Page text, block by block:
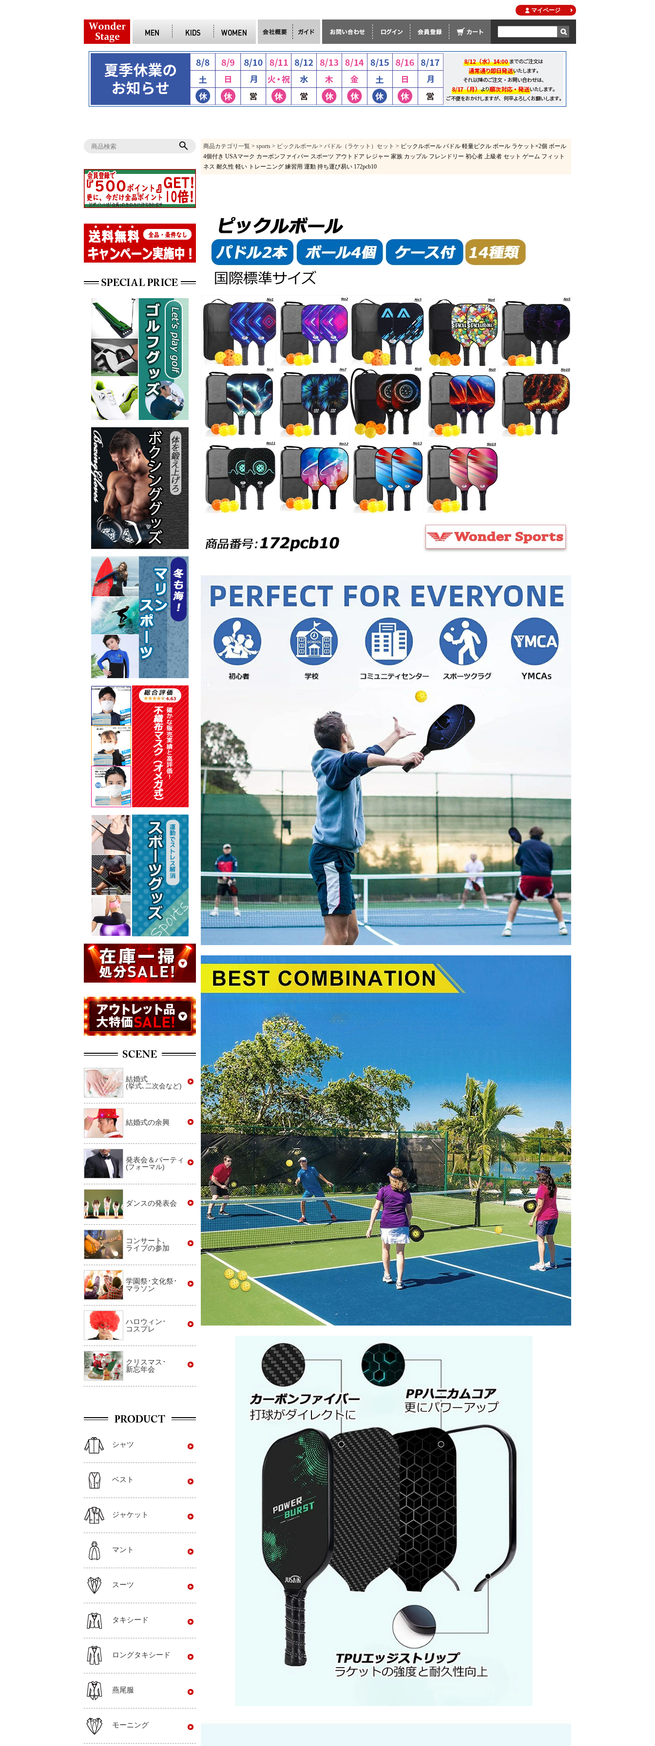
マイページ
結婚式
(挙式､二次会など)
結婚式の余興
発表会＆パーティ
(フォーマル)
ダンスの発表会
コンサート､
ライブの参加
学園祭･文化祭･
マラソン
ハロウィン･
コスプレ
クリスマス･
新忘年会
シャツ
ベスト
ジャケット
マント
スーツ
タキシード
ロングタキシード
燕尾服
モーニング
商品カテゴリ一覧 > sports > ピックルボール > パドル（ラケット）セット > ピックルボール パドル 軽量ピクル ボール ラケット×2個 ボール
4個付き USAマーク カーボンファイバー スポーツ アウトドア レジャー 家族 カップル フレンドリー 初心者 上級者 セット ゲーム フィット
ネス 耐久性 軽い トレーニング 練習用 運動 持ち運び易い 172pcb10